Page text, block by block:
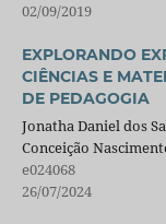
02/09/2019
EXPLORANDO
CIÊNCIAS E
DE PEDAGOGIA
Jonatha Daniel dos
Conceição
e024068
26/07/2024